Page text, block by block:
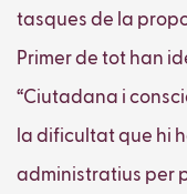
tasques de la
Primer de tot han
“Ciutadana i
la dificultat que hi
administratius per